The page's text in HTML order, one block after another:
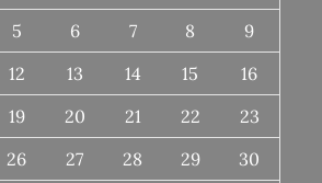
5 6 7 8
9
12 13 14 15
16
19 20 21 22
23
26 27 28 29
30